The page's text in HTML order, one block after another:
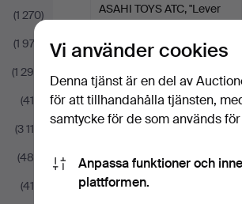
(1 270)
(1 973)
(1 299)
(415)
(3 118)
(486)
(418)
ASAHI TOYS ATC, "Lever
Action Plane Tower"…
8 bud
96 USD
Vi använder cookies
Denna tjänst är en del av
för att tillhandahålla tjänsten,
samtycke för de som används
Anpassa funktioner och
plattformen.